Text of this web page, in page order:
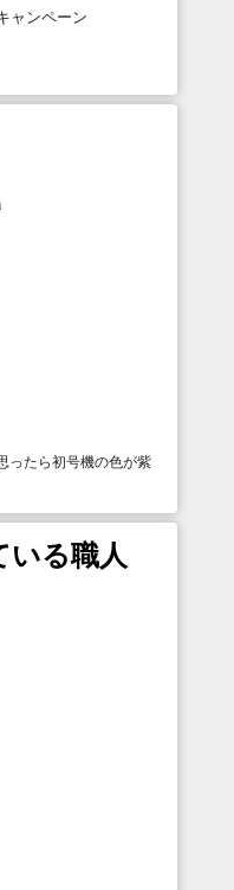
ャンペーン
」
ったら初号機の色が紫
いる職人